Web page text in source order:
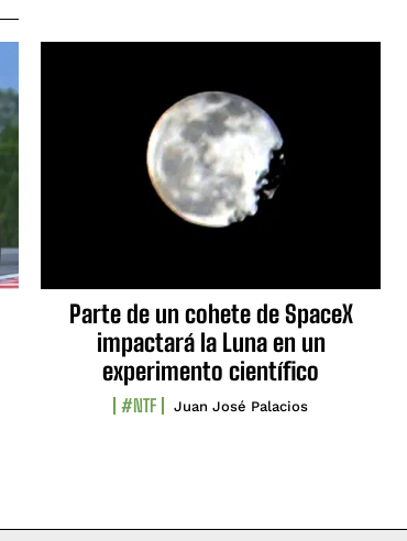
Parte de un cohete de SpaceX
impactará la Luna en un
experimento científico
#NTF Juan José Palacios